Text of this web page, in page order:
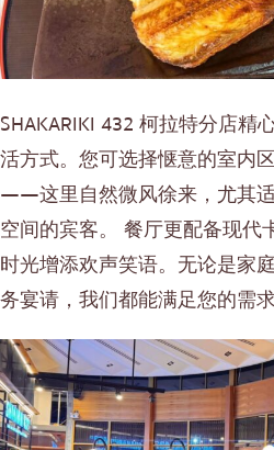
SHAKARIKI 432 柯拉特分店精
活方式。您可选择惬意的室内
——这里自然微风徐来，尤其
空间的宾客。 餐厅更配备现代
时光增添欢声笑语。无论是家
务宴请，我们都能满足您的需